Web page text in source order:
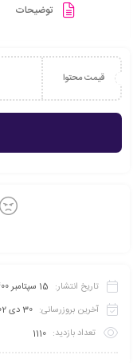
توضیحات
قیمت محتوا
تاریخ انتشار: 15 سپتامبر 1400
آخرین بروزرسانی: 30 دی 1402
تعداد بازدید: 1110